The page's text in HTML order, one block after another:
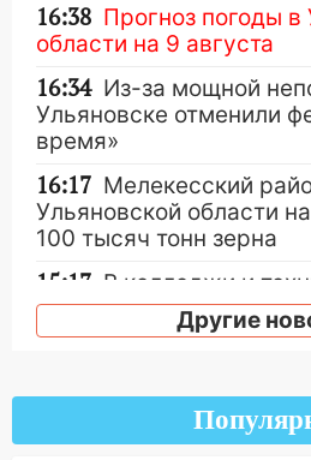
16:38 Прогноз погоды в
области на 9 августа
16:34 Из-за мощной
Ульяновске отменили
время»
16:17 Мелекесский
Ульяновской области
100 тысяч тонн зерна
15:17 В колледжи и
Ульяновской области
тысяч заявлений
после шторма:
затопленные улицы
Другие